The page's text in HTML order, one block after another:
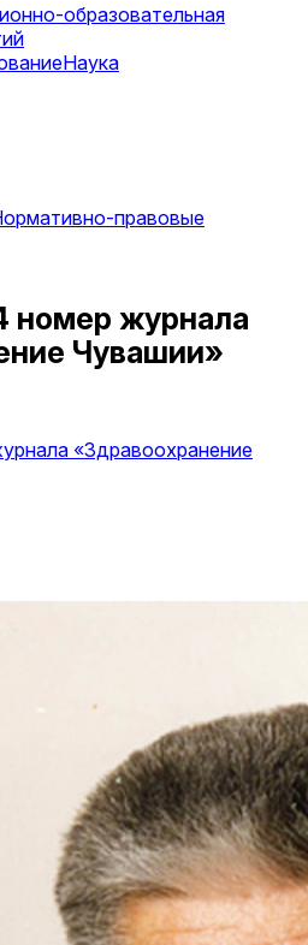
образовательная
Наука
правовые
номер журнала
Чувашии»
«Здравоохранение